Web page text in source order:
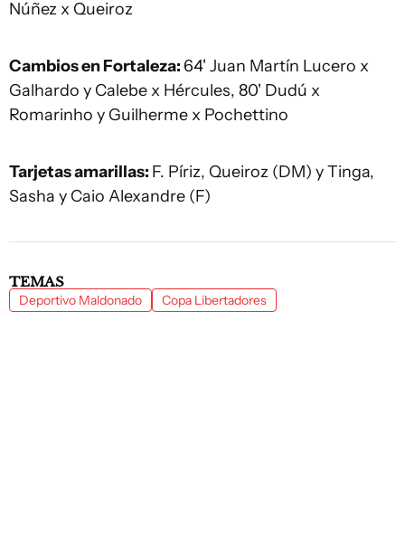
Núñez x Queiroz
Cambios en Fortaleza: 64' Juan Martín Lucero x
Galhardo y Calebe x Hércules, 80' Dudú x
Romarinho y Guilherme x Pochettino
Tarjetas amarillas: F. Píriz, Queiroz (DM) y Tinga,
Sasha y Caio Alexandre (F)
TEMAS
Deportivo Maldonado Copa Libertadores